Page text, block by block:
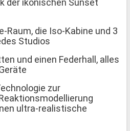
der ikonischen Sunset
Raum, die Iso-Kabine und 3
Studios
und einen Federhall, alles
zur
ultra-realistische